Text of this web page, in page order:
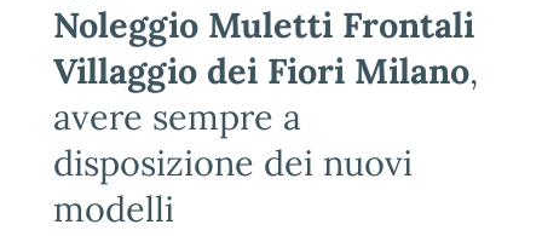
Noleggio Muletti Frontali
Villaggio dei Fiori Milano,
avere sempre a
disposizione dei nuovi
modelli